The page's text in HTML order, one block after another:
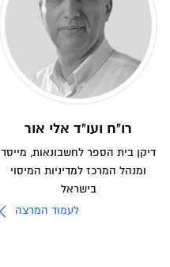
רו"ח ועו"ד אלי אור
דיקן בית הספר לחשבונאות, מייסד
ומנהל המרכז למדיניות המיסוי
בישראל
לעמוד המרצה